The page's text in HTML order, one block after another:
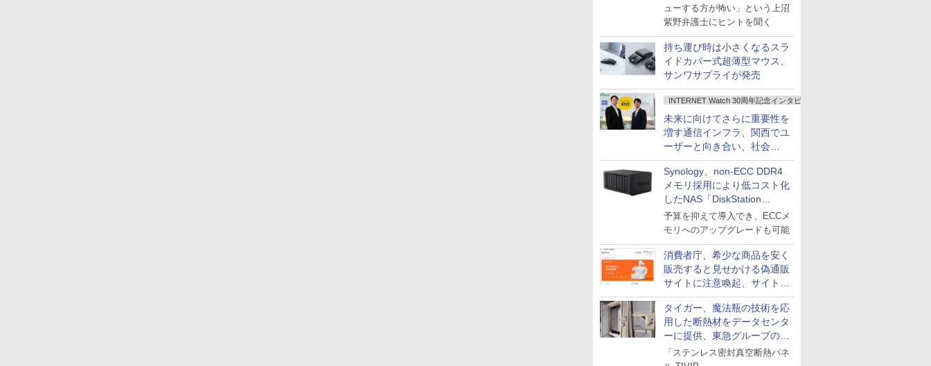
ューする方が怖い」という上沼
紫野弁護士にヒントを聞く
持ち運び時は小さくなるスラ
イドカバー式超薄型マウス、
サンワサプライが発売
INTERNET Watch 30周年記念インタビュー
未来に向けてさらに重要性を
増す通信インフラ、関西でユ
ーザーと向き合い、社会
の“あたらしい”を起動し続け
る～オプテージ
Synology、non-ECC DDR4
メモリ採用により低コスト化
したNAS「DiskStation
neo+」シリーズ
予算を抑えて導入でき、ECCメ
モリへのアップグレードも可能
消費者庁、希少な商品を安く
販売すると見せかける偽通販
サイトに注意喚起、サイト名
とドメイン名を公表
タイガー、魔法瓶の技術を応
用した断熱材をデータセンタ
ーに提供、東急グループの実
証実験で
「ステンレス密封真空断熱パネ